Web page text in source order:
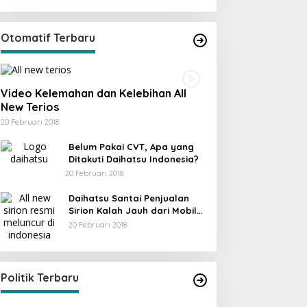
Otomatif Terbaru
Video Kelemahan dan Kelebihan All
New Terios
20 Februari 2018
Belum Pakai CVT, Apa yang
Ditakuti Daihatsu Indonesia?
20 Februari 2018
Daihatsu Santai Penjualan
Sirion Kalah Jauh dari Mobil
LCGC
20 Februari 2018
Politik Terbaru
KPU Trenggalek Gelar Uji Publik
Desember 2022